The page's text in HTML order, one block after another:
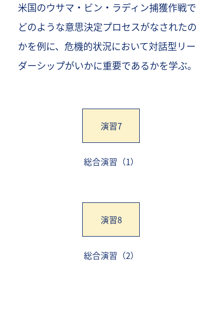
米国のウサマ・ビン・ラディン捕獲作戦で
どのような意思決定プロセスがなされたの
かを例に、危機的状況において対話型リー
ダーシップがいかに重要であるかを学ぶ。
演習7
総合演習（1）
演習8
総合演習（2）